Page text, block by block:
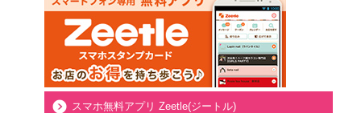
スマホ無料アプリ Zeetle(ジートル)